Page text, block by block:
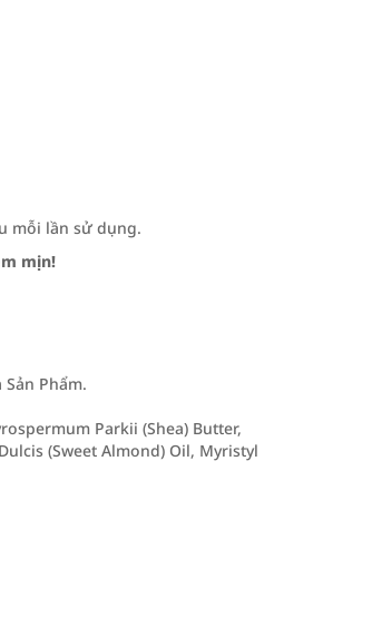
mỗi lần sử dụng.
mịn!
Phẩm.
Parkii (Shea) Butter,
(Sweet Almond) Oil, Myristyl